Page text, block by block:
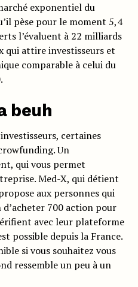
exponentiel du
pèse pour le moment 5,4
l’évaluent à 22 milliards
qui attire investisseurs et
comparable à celui du
beuh
certaines
Un
qui vous permet
Med-X, qui détient
aux personnes qui
700 action pour
avec leur plateforme
possible depuis la France.
si vous souhaitez vous
ressemble un peu à un